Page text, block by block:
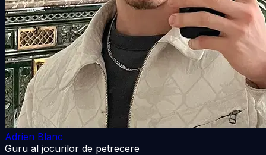
Adrien Blanc
Guru al jocurilor de petrecere